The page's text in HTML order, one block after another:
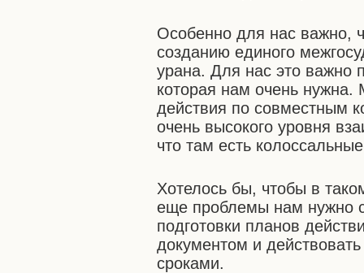
Особенно для нас важно,
созданию единого
урана. Для нас это важно
которая нам очень нужна.
действия по совместным
очень высокого уровня
что там есть
Хотелось бы, чтобы в
еще проблемы нам нужно
подготовки планов
документом и
сроками.